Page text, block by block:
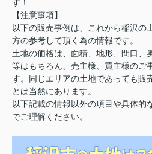
す！
【注意事項】
以下の販売事例は、これから稲沢の
方の参考して頂く為の情報です。
土地の価格は、面積、地形、間口、
等はもちろん、売主様、買主様のご
す。同じエリアの土地であっても販
とは当然にあります。
以下記載の情報以外の項目や具体的
でご理解ください。